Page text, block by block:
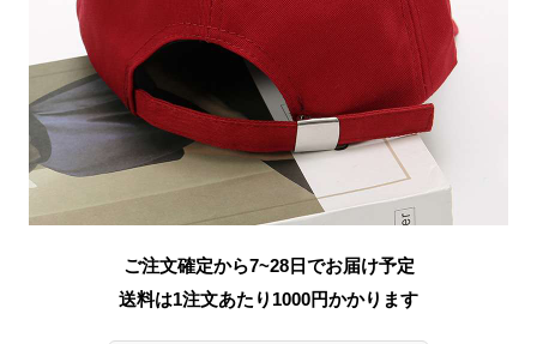
ご注文確定から7~28日でお届け予定
送料は1注文あたり 1000円かかります